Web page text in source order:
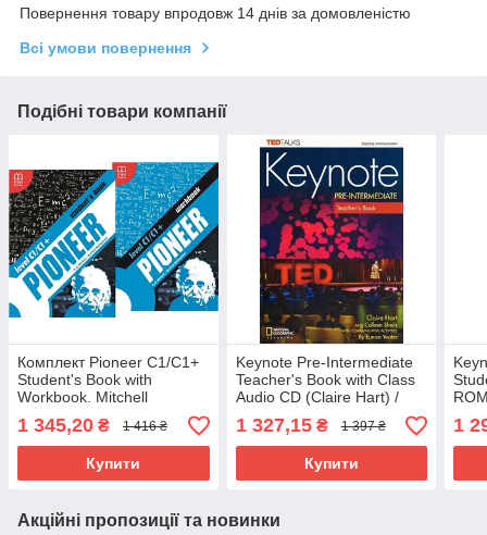
Повернення товару впродовж 14 днів за домовленістю
Всі умови повернення
Подібні товари компанії
Комплект Pioneer C1/C1+
Student's Book with
Workbook. Mitchell
(Підручник + зошит) MM
Publications
1 345,20 ₴ 1 416 ₴
Купити
Keynote Pre-Intermediate
Teacher's Book with Class
Audio CD (Claire Hart) /
Книга для вчителя
1 327,15₴ 1 397 ₴
Купити
1
Акційні пропозиції та новинки